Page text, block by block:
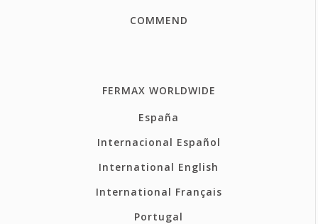
COMMEND
FERMAX WORLDWIDE
España
Internacional Español
International English
International Français
Portugal